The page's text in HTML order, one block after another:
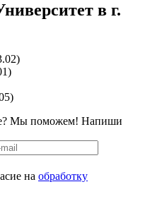
в г.
Мы поможем! Напиши
на обработку